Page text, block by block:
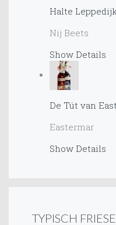
Halte
Nij Beets
Show Details
De Tút van
Eastermar
Show Details
TYPISCH